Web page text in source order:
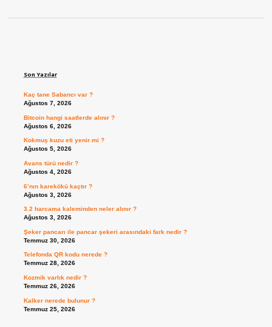
Son Yazılar
Kaç tane Sabancı var ?
Ağustos 7, 2026
Bitcoin hangi saatlerde alınır ?
Ağustos 6, 2026
Kokmuş kuzu eti yenir mi ?
Ağustos 5, 2026
Avans türü nedir ?
Ağustos 4, 2026
6’nın karekökü kaçtır ?
Ağustos 3, 2026
3.2 harcama kaleminden neler alınır ?
Ağustos 3, 2026
Şeker pancarı ile pancar şekeri arasındaki fark nedir ?
Temmuz 30, 2026
Telefonda QR kodu nerede ?
Temmuz 28, 2026
Kozmik varlık nedir ?
Temmuz 26, 2026
Kalker nerede bulunur ?
Temmuz 25, 2026